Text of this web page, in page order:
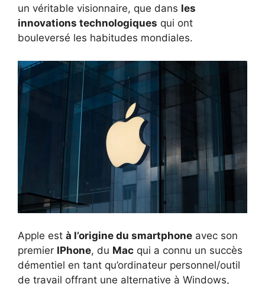
un véritable visionnaire, que dans les
innovations technologiques qui ont
bouleversé les habitudes mondiales.
Apple est à l’origine du smartphone avec son
premier IPhone, du Mac qui a connu un succès
démentiel en tant qu’ordinateur personnel/outil
de travail offrant une alternative à Windows,